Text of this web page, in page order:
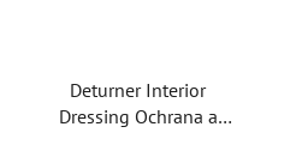
Deturner Interior
Dressing Ochrana a